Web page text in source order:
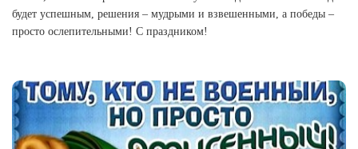
будет успешным, решения – мудрыми и взвешенными, а победы –
просто ослепительными! С праздником!